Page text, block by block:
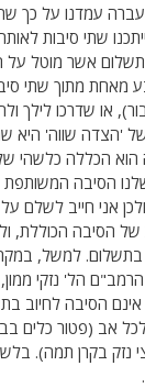
עמדנו על כך
שתי סיבות
תשלום אשר מוטל
מאחת מתוך שתי
או שדרכו לילך
'הצדה שווה' היא
הוא הכללה כלשהי
הסיבה המשותפת
אני חייב לשלם
של הסיבה הכוללת,
למשל,
הל' נזקי ממון,
אינם הסיבה לחיוב
אב (פטור כלים
נזק בקרן תמה).